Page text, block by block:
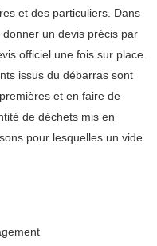
et des particuliers. Dans
un devis précis par
officiel une fois sur place.
issus du débarras sont
et en faire de
de déchets mis en
pour lesquelles un vide